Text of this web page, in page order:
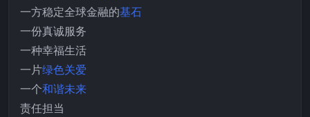
一方稳定全球金融的基石
一份真诚服务
一种幸福生活
一片绿色关爱
一个和谐未来
责任担当